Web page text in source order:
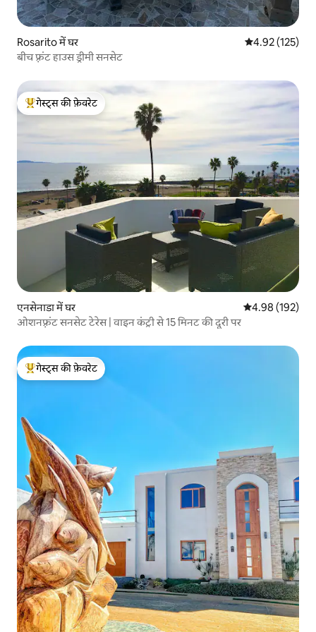
Rosarito में घर औसत रेटिंग 5 में से
4.92 (125)
बीच फ़्रंट हाउस ड्रीमी सनसेट
गेस्ट्स का टॉप फ़ेवरेट
गेस्ट्स की फ़ेवरेट
एनसेनाडा में घर औसत रेटिंग 5 में से
4.98 (192)
ओशनफ़्रंट सनसेट टेरेस | वाइन कंट्री से 15 मिनट की दूरी पर
गेस्ट्स का टॉप फ़ेवरेट
गेस्ट्स की फ़ेवरेट